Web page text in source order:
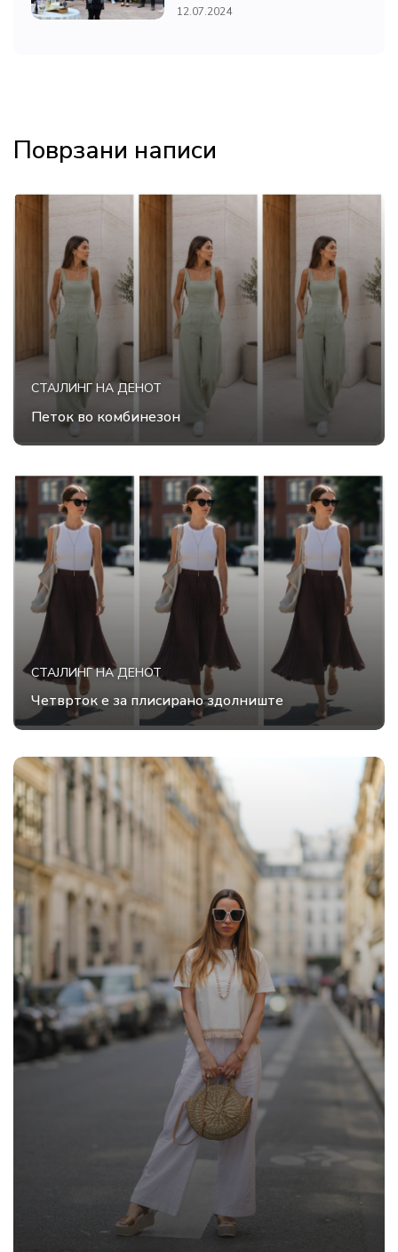
12.07.2024
Поврзани написи
СТАЈЛИНГ НА ДЕНОТ
Петок во комбинезон
СТАЈЛИНГ НА ДЕНОТ
Четврток е за плисирано здолниште